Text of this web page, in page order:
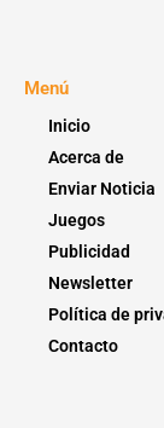
Menú
Inicio
Acerca de
Enviar Noticia
Juegos
Publicidad
Newsletter
Política de
Contacto